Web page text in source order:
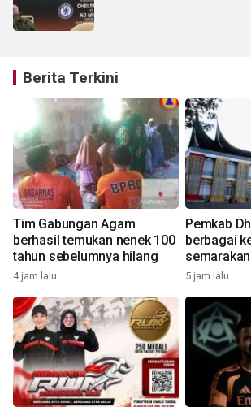
Berita Terkini
Tim Gabungan Agam
berhasil temukan nenek 100
tahun sebelumnya hilang
4 jam lalu
Pemkab
berbagai
5 jam lalu